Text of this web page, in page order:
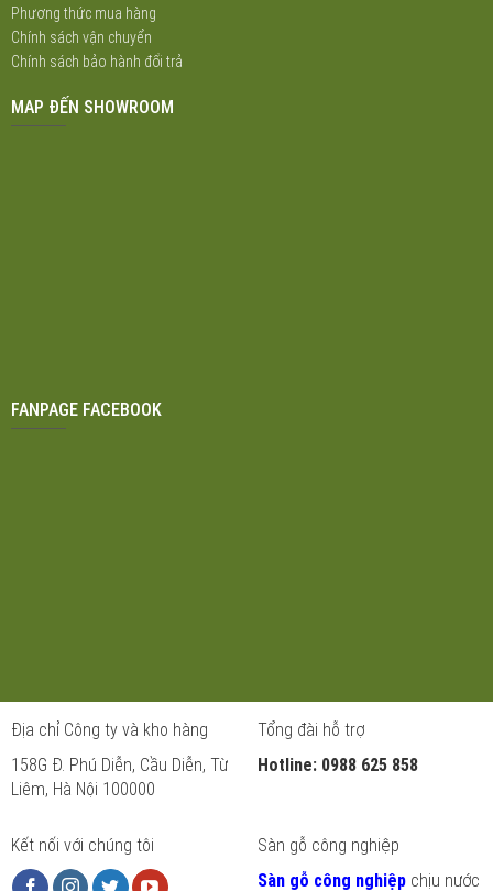
Phương thức mua hàng
Chính sách vận chuyển
Chính sách bảo hành đổi trả
MAP ĐẾN SHOWROOM
FANPAGE FACEBOOK
Địa chỉ Công ty và kho hàng
158G Đ. Phú Diễn, Cầu Diễn, Từ
Liêm, Hà Nội 100000
Tổng đài hỗ trợ
Hotline: 0988 625 858
Kết nối với chúng tôi
Sàn gỗ công nghiệp
Sàn gỗ công nghiệpchịu nước